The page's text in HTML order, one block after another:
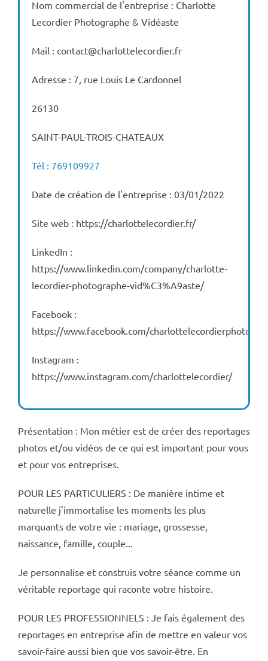
Nom commercial de l'entreprise : Charlotte
Lecordier Photographe & Vidéaste
Mail : contact@charlottelecordier.fr
Adresse : 7, rue Louis Le Cardonnel
26130
SAINT-PAUL-TROIS-CHATEAUX
Tél : 769109927
Date de création de l'entreprise : 03/01/2022
Site web : https://charlottelecordier.fr/
LinkedIn :
https://www.linkedin.com/company/charlotte-
lecordier-photographe-vid%C3%A9aste/
Facebook :
https://www.facebook.com/
Instagram :
https://www.instagram.com/charlottelecordier/
Présentation : Mon métier est de créer des reportages
photos et/ou vidéos de ce qui est important pour vous
et pour vos entreprises.
POUR LES PARTICULIERS : De manière intime et
naturelle j'immortalise les moments les plus
marquants de votre vie : mariage, grossesse,
naissance, famille, couple...
Je personnalise et construis votre séance comme un
véritable reportage qui raconte votre histoire.
POUR LES PROFESSIONNELS : Je fais également des
reportages en entreprise afin de mettre en valeur vos
savoir-faire aussi bien que vos savoir-être. En